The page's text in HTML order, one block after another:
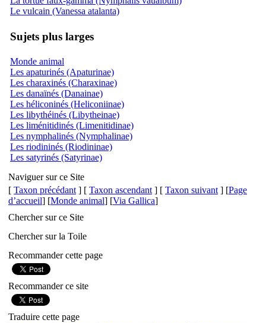
Le vulcain (Vanessa atalanta)
Sujets plus larges
Monde animal
Les apaturinés (Apaturinae)
Les charaxinés (Charaxinae)
Les danaïnés (Danainae)
Les héliconinés (Heliconiinae)
Les libythéinés (Libytheinae)
Les liménitidinés (Limenitidinae)
Les nymphalinés (Nymphalinae)
Les riodininés (Riodininae)
Les satyrinés (Satyrinae)
Naviguer sur ce Site
[ Taxon précédant ] [ Taxon ascendant ] [ Taxon suivant ] [Page
d’accueil] [Monde animal] [Via Gallica]
Chercher sur ce Site
Chercher sur la Toile
Recommander cette page
Recommander ce site
Traduire cette page